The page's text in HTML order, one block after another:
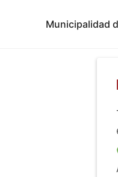
Municipalidad